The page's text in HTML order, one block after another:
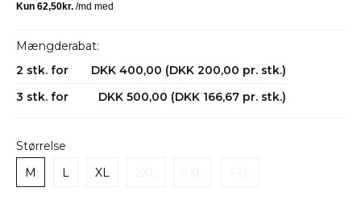
Mængderabat:
2 stk. for
DKK 400,00 (DKK 200,00 pr. stk.)
3 stk. for
DKK 500,00 (DKK 166,67 pr. stk.)
Størrelse
M
L XL